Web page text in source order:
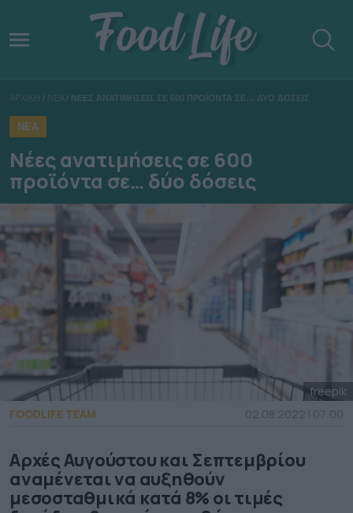
ΑΡΧΙΚΗ / ΝΕΑ / ΝΕΕΣ ΑΝΑΤΙΜΗΣΕΙΣ ΣΕ 600 ΠΡΟΪΟΝΤΑ ΣΕ… ΔΥΟ ΔΟΣΕΙΣ
ΝΕΑ
Νέες ανατιμήσεις σε 600
προϊόντα σε… δύο δόσεις
freepik
FOODLIFE TEAM
02.08.2022 | 07:00
Αρχές Αυγούστου και Σεπτεμβρίου
αναμένεται να αυξηθούν
μεσοσταθμικά κατά 8% οι τιμές